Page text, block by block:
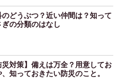
のどうぶつ？近い仲間は？知って
の分類のはなし
災対策】備えは万全？用意してお
知っておきたい防災のこと。